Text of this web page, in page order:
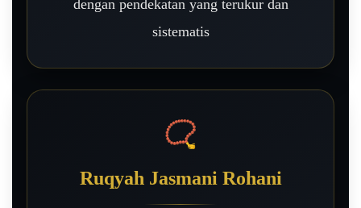
dengan pendekatan yang terukur dan
sistematis
📿
Ruqyah Jasmani Rohani